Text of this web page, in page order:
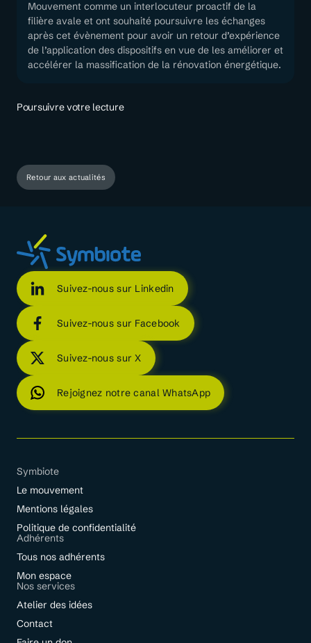
Mouvement comme un interlocuteur proactif de la
filière avale et ont souhaité poursuivre les échanges
après cet évènement pour avoir un retour d’expérience
de l’application des dispositifs en vue de les améliorer et
accélérer la massification de la rénovation énergétique.
Poursuivre votre lecture
Retour aux actualités
Suivez-nous sur Linkedin
Suivez-nous sur Facebook
Suivez-nous sur X
Rejoignez notre canal WhatsApp
Symbiote
Le mouvement
Mentions légales
Politique de confidentialité
Adhérents
Tous nos adhérents
Mon espace
Nos services
Atelier des idées
Contact